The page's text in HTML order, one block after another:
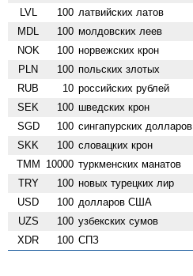
LVL 100 латвийских латов
MDL 100 молдовских леев
NOK 100 норвежских крон
PLN 100 польских злотых
RUB 10 российских рублей
SEK 100 шведских крон
SGD 100 сингапурских долларов
SKK 100 словацких крон
TMM 10000 туркменских манатов
TRY 100 новых турецких лир
USD 100 долларов США
UZS 100 узбекских сумов
XDR 100 СПЗ